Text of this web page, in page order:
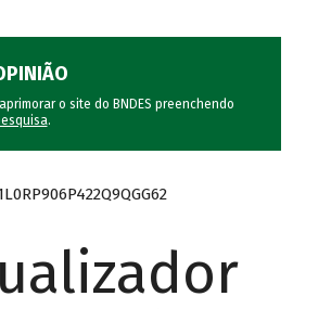
o site do BNDES preenchendo
.